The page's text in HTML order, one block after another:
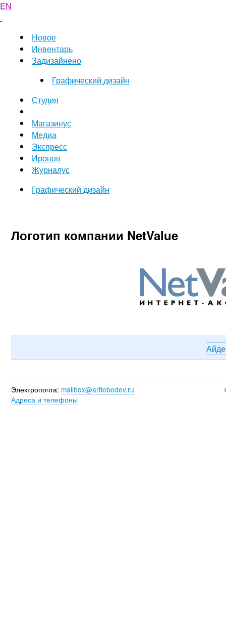
EN
Новое
Инвентарь
Задизайнено
Графический дизайн
Студия
Магазинус
Медиа
Экспресс
Иронов
Журналус
Графический дизайн
Логотип компании NetValue
Электропочта: mailbox@artlebedev.ru
Адреса и телефоны